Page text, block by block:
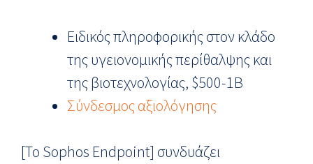
Ειδικός πληροφορικής στον κλάδο
της υγειονομικής περίθαλψης και
της βιοτεχνολογίας, $500-1B
Σύνδεσμος αξιολόγησης
[Το Sophos Endpoint] συνδυάζει